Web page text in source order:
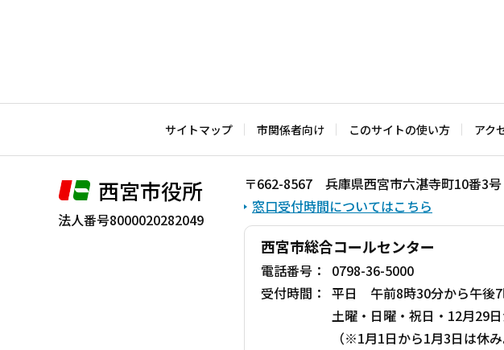
サイトマップ 市関係者向け このサイトの使い方 アク
西宮市役所
法人番号8000020282049
〒662-8567 兵庫県西宮市六湛寺町10番3号
窓口受付時間についてはこちら
西宮市総合コールセンター
電話番号：
0798-36-5000
受付時間： 平日 午前8時30分から午後
土曜・日曜・祝日・12月29
（※1月1日から1月3日は休み